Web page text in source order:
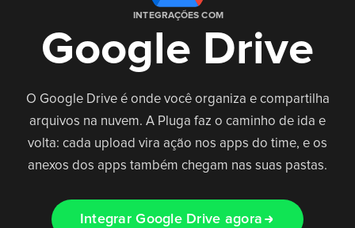
Recursos
Entrar
INTEGRAÇÕES COM
Google Drive
O Google Drive é onde você organiza e compartilha
arquivos na nuvem. A Pluga faz o caminho de ida e
volta: cada upload vira ação nos apps do time, e os
anexos dos apps também chegam nas suas pastas.
Integrar Google Drive agora